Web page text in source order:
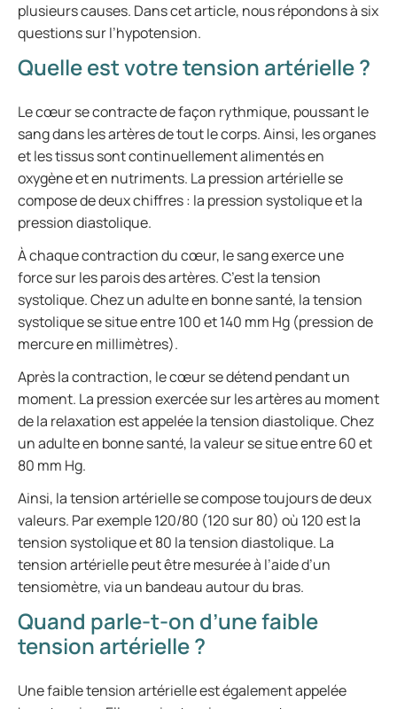
plusieurs causes. Dans cet article, nous répondons à six
questions sur l’hypotension.
Quelle est votre tension artérielle ?
Le cœur se contracte de façon rythmique, poussant le
sang dans les artères de tout le corps. Ainsi, les organes
et les tissus sont continuellement alimentés en
oxygène et en nutriments. La pression artérielle se
compose de deux chiffres : la pression systolique et la
pression diastolique.
À chaque contraction du cœur, le sang exerce une
force sur les parois des artères. C’est la tension
systolique. Chez un adulte en bonne santé, la tension
systolique se situe entre 100 et 140 mm Hg (pression de
mercure en millimètres).
Après la contraction, le cœur se détend pendant un
moment. La pression exercée sur les artères au moment
de la relaxation est appelée la tension diastolique. Chez
un adulte en bonne santé, la valeur se situe entre 60 et
80 mm Hg.
Ainsi, la tension artérielle se compose toujours de deux
valeurs. Par exemple 120/80 (120 sur 80) où 120 est la
tension systolique et 80 la tension diastolique. La
tension artérielle peut être mesurée à l’aide d’un
tensiomètre, via un bandeau autour du bras.
Quand parle-t-on d’une faible
tension artérielle ?
Une faible tension artérielle est également appelée